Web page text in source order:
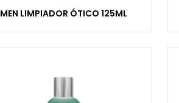
MEN LIMPIADOR ÓTICO 125ML